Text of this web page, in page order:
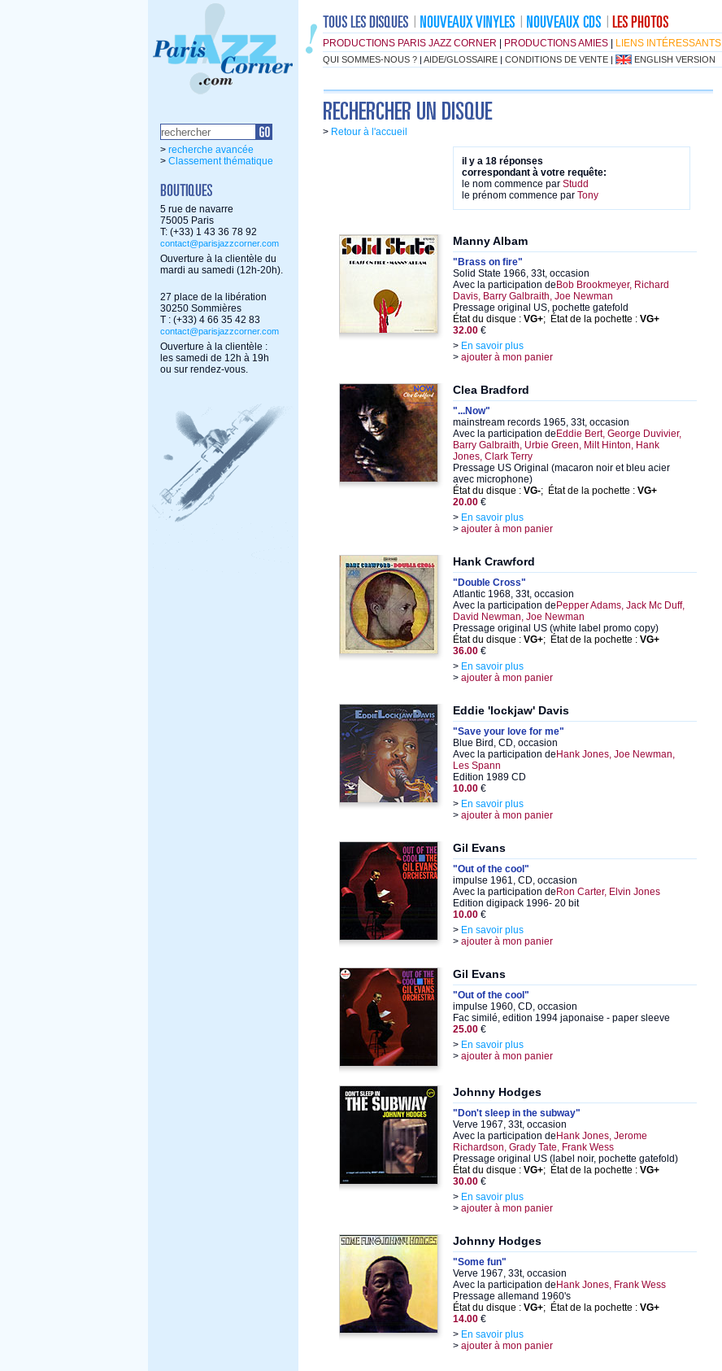
PRODUCTIONS PARIS JAZZ CORNER PRODUCTIONS AMIES LIENS INTÉRESSANTS
QUI SOMMES-NOUS ? | AIDE/GLOSSAIRE | CONDITIONS DE VENTE | ENGLISH VERSION
> recherche avancée
> Classement thématique
5 rue de navarre
75005 Paris
T: (+33) 1 43 36 78 92
contact@parisjazzcorner.com
Ouverture à la clientèle du
mardi au samedi (12h-20h).
27 place de la libération
30250 Sommières
T : (+33) 4 66 35 42 83
contact@parisjazzcorner.com
Ouverture à la clientèle :
les samedi de 12h à 19h
ou sur rendez-vous.
> Retour à l'accueil
il y a 18 réponses
correspondant à votre requête:
le nom commence par Studd
le prénom commence par Tony
Manny Albam
"Brass on fire"
Solid State 1966, 33t, occasion
Avec la participation de Bob Brookmeyer, Richard
Davis, Barry Galbraith, Joe Newman
Pressage original US, pochette gatefold
État du disque : VG+; État de la pochette : VG+
32.00 €
> En savoir plus
> ajouter à mon panier
Clea Bradford
"...Now"
mainstream records 1965, 33t, occasion
Avec la participation de Eddie Bert, George Duvivier,
Barry Galbraith, Urbie Green, Milt Hinton, Hank
Jones, Clark Terry
Pressage US Original (macaron noir et bleu acier
avec microphone)
État du disque : VG-; État de la pochette : VG+
20.00 €
> En savoir plus
> ajouter à mon panier
Hank Crawford
"Double Cross"
Atlantic 1968, 33t, occasion
Avec la participation de Pepper Adams, Jack Mc Duff,
David Newman, Joe Newman
Pressage original US (white label promo copy)
État du disque : VG+; État de la pochette : VG+
36.00 €
> En savoir plus
> ajouter à mon panier
Eddie 'lockjaw' Davis
"Save your love for me"
Blue Bird, CD, occasion
Avec la participation de Hank Jones, Joe Newman,
Les Spann
Edition 1989 CD
10.00 €
> En savoir plus
> ajouter à mon panier
Gil Evans
"Out of the cool"
impulse 1961, CD, occasion
Avec la participation de Ron Carter, Elvin Jones
Edition digipack 1996- 20 bit
10.00 €
> En savoir plus
> ajouter à mon panier
Gil Evans
"Out of the cool"
impulse 1960, CD, occasion
Fac similé, edition 1994 japonaise - paper sleeve
25.00 €
> En savoir plus
> ajouter à mon panier
Johnny Hodges
"Don't sleep in the subway"
Verve 1967, 33t, occasion
Avec la participation de Hank Jones, Jerome
Richardson, Grady Tate, Frank Wess
Pressage original US (label noir, pochette gatefold)
État du disque : VG+; État de la pochette : VG+
30.00 €
> En savoir plus
> ajouter à mon panier
Johnny Hodges
"Some fun"
Verve 1967, 33t, occasion
Avec la participation de Hank Jones, Frank Wess
Pressage allemand 1960's
État du disque : VG+; État de la pochette : VG+
14.00 €
> En savoir plus
> ajouter à mon panier